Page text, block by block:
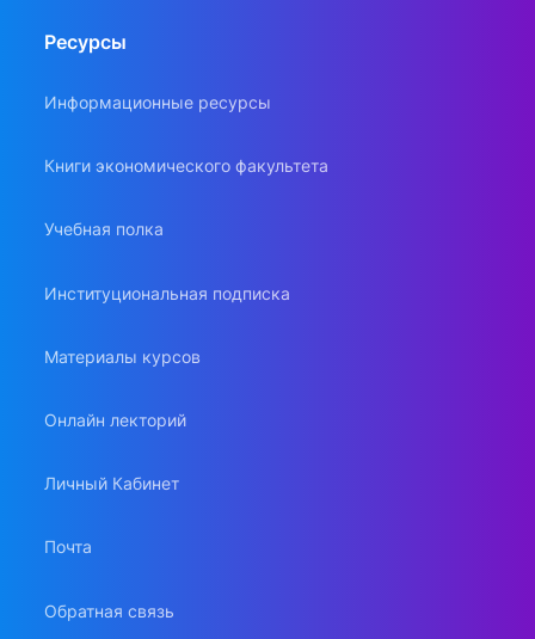
Ресурсы
Информационные ресурсы
Книги экономического факультета
Учебная полка
Институциональная подписка
Материалы курсов
Онлайн лекторий
Личный Кабинет
Почта
Обратная связь